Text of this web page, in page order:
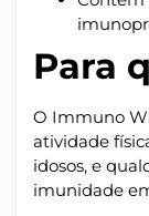
Para
O Immuno
atividade
idosos, e
imunidade